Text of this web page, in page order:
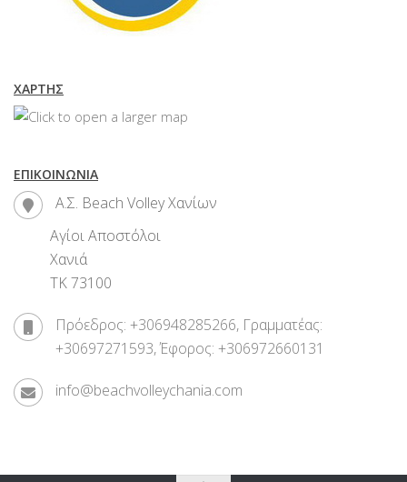
ΧΆΡΤΗΣ
ΕΠΙΚΟΙΝΩΝΊΑ
Α.Σ. Beach Volley Χανίων
Αγίοι Αποστόλοι
Χανιά
ΤΚ 73100
Πρόεδρος: +306948285266, Γραμματέας:
+30697271593, Έφορος: +306972660131
info@beachvolleychania.com